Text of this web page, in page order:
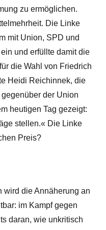
zu ermöglichen.
Die Linke
mit Union, SPD und
und erfüllte damit die
die Wahl von Friedrich
Heidi Reichinnek, die
der Union
heutigen Tag gezeigt:
stellen.« Die Linke
Preis?
wird die Annäherung an
im Kampf gegen
daran, wie unkritisch